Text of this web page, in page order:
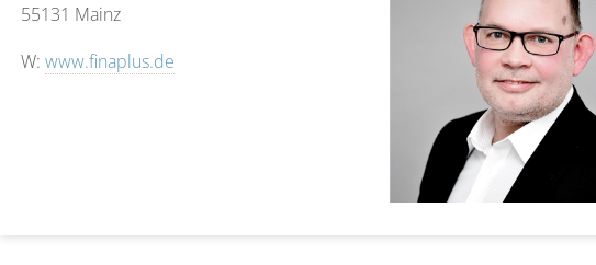
55131 Mainz
W:www.finaplus.de